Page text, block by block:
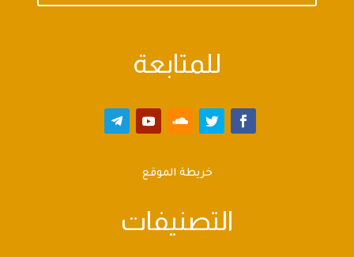
للمتابعة
خريطة الموقع
التصنيفات